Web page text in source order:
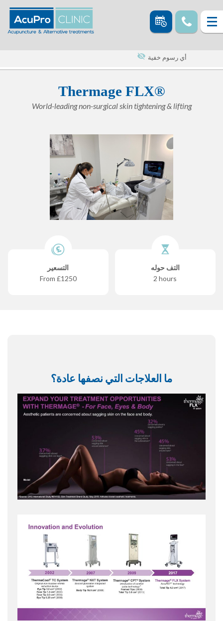
أي رسوم خفية
Thermage FLX®
World-leading non-surgical skin tightening & lifting
التسعير
From £1250
التف حوله
2 hours
ما العلاجات التي نصفها عادة؟